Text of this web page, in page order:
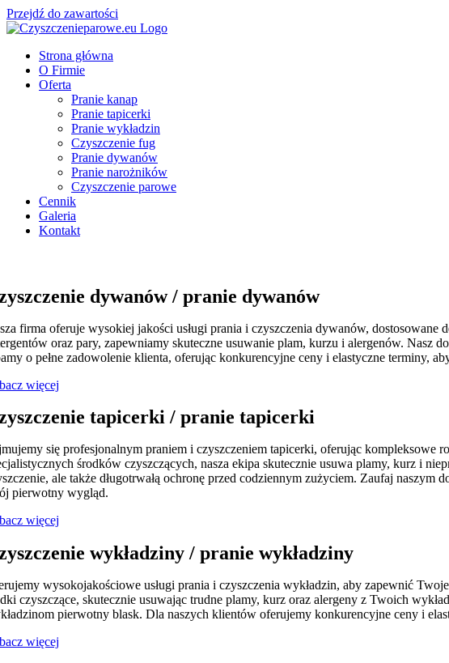
Przejdź do zawartości
Strona główna
O Firmie
Oferta
Pranie kanap
Pranie tapicerki
Pranie wykładzin
Czyszczenie fug
Pranie dywanów
Pranie narożników
Czyszczenie parowe
Cennik
Galeria
Kontakt
dywanów / pranie dywanów
firma oferuje wysokiej jakości usługi prania i czyszczenia dywanów,
oraz pary, zapewniamy skuteczne usuwanie plam, kurzu i alergenów. Nasz
o pełne zadowolenie klienta, oferując konkurencyjne ceny i elastyczne terminy,
więcej
tapicerki / pranie tapicerki
się profesjonalnym praniem i czyszczeniem tapicerki, oferując
środków czyszczących, nasza ekipa skutecznie usuwa plamy, kurz i
ale także długotrwałą ochronę przed codziennym zużyciem. Zaufaj
pierwotny wygląd.
więcej
wykładziny / pranie wykładziny
wysokojakościowe usługi prania i czyszczenia wykładzin, aby zapewnić
czyszczące, skutecznie usuwając trudne plamy, kurz oraz alergeny z Twoich
pierwotny blask. Dla naszych klientów oferujemy konkurencyjne ceny i
więcej